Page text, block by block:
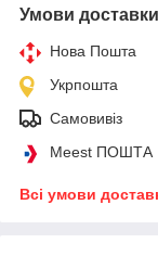
Умови доставки
Нова Пошта
Укрпошта
Самовивіз
Meest ПОШТА
Всі умови